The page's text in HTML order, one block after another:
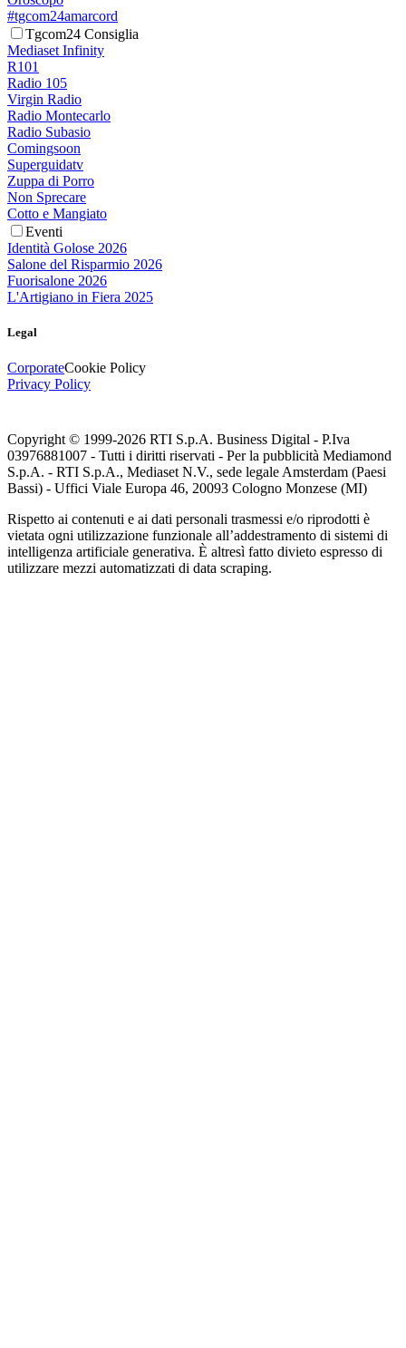
#tgcom24amarcord
Tgcom24 Consiglia
Mediaset Infinity
R101
Radio 105
Virgin Radio
Radio Montecarlo
Radio Subasio
Comingsoon
Superguidatv
Zuppa di Porro
Non Sprecare
Cotto e Mangiato
Eventi
Identità Golose 2026
Salone del Risparmio 2026
Fuorisalone 2026
L'Artigiano in Fiera 2025
Legal
CorporateCookie Policy
Privacy Policy
Copyright © 1999-2026 RTI S.p.A. Business Digital - P.Iva
03976881007 - Tutti i diritti riservati - Per la pubblicità Mediamond
S.p.A. - RTI S.p.A., Mediaset N.V., sede legale Amsterdam (Paesi
Bassi) - Uffici Viale Europa 46, 20093 Cologno Monzese (MI)
Rispetto ai contenuti e ai dati personali trasmessi e/o riprodotti è
vietata ogni utilizzazione funzionale all’addestramento di sistemi di
intelligenza artificiale generativa. È altresì fatto divieto espresso di
utilizzare mezzi automatizzati di data scraping.